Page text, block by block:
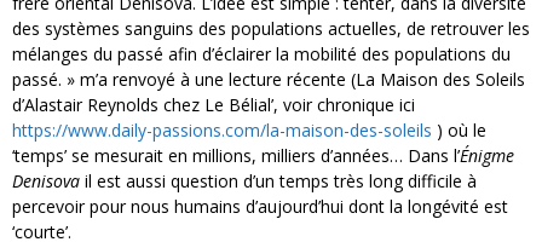
des systèmes sanguins des populations actuelles, de retrouver les
mélanges du passé afin d’éclairer la mobilité des populations du
passé. » m’a renvoyé à une lecture récente (La Maison des Soleils
d’Alastair Reynolds chez Le Bélial’, voir chronique ici
https://www.daily-passions.com/la-maison-des-soleils ) où le
‘temps’ se mesurait en millions, milliers d’années… Dans l’Énigme
Denisova il est aussi question d’un temps très long difficile à
percevoir pour nous humains d’aujourd’hui dont la longévité est
‘courte’.